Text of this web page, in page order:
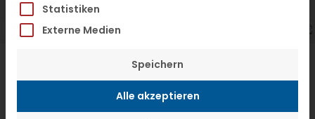
Suche
Partner-Name:
Statistiken
Externe Medien
Speichern
Alle akzeptieren